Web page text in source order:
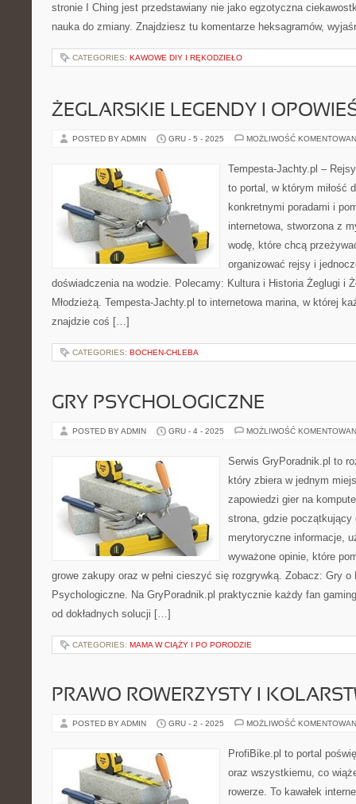
stronie I Ching jest przedstawiany nie jako egzotyczna
nauka do zmiany. Znajdziesz tu komentarze heksagramów,
CATEGORIES: KAWOWE DIY I RĘKODZIEŁO
ŻEGLARSKIE LEGENDY I
POSTED BY ADMIN GRU - 5 - 2025 MOŻLIWOŚĆ
Tempesta-Jachty.pl –
to portal, w którym miłość
konkretnymi poradami i
internetowa, stworzona z
wodę, które chcą
organizować rejsy i
doświadczenia na wodzie. Polecamy: Kultura i Historia Żeglugi i
Młodzieżą. Tempesta-Jachty.pl to internetowa marina, w której
znajdzie coś […]
CATEGORIES: BOCHEN-CHLEBA
GRY PSYCHOLOGICZNE
POSTED BY ADMIN GRU - 4 - 2025 MOŻLIWOŚĆ
Serwis GryPoradnik.pl to
który zbiera w jednym
zapowiedzi gier na
strona, gdzie początkujący
merytoryczne informacje,
wyważone opinie, które
growe zakupy oraz w pełni cieszyć się rozgrywką. Zobacz: Gry o
Psychologiczne. Na GryPoradnik.pl praktycznie każdy fan
od dokładnych solucji […]
CATEGORIES: MAMA W CIĄŻY I PO PORODZIE
PRAWO ROWERZYSTY I
POSTED BY ADMIN GRU - 2 - 2025 MOŻLIWOŚĆ
ProfiBike.pl to portal
oraz wszystkiemu, co
rowerze. To kawałek